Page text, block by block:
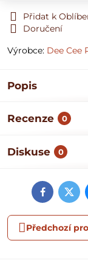
Přidat k
Doručení
Výrobce: Dee Cee
Popis
Recenze 0
Diskuse 0
Facebook
Předchozí